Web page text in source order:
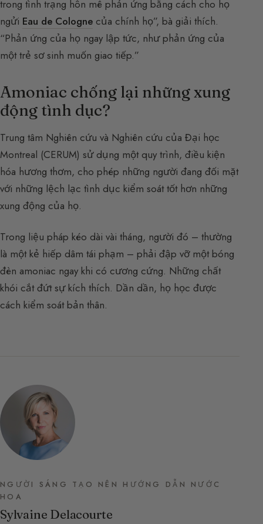
trong tình trạng hôn mê phản ứng bằng cách cho họ
ngửi Eau de Cologne của chính họ”, bà giải thích.
“Phản ứng của họ ngay lập tức, như phản ứng của
một trẻ sơ sinh muốn giao tiếp.”
Amoniac chống lại những xung
động tình dục?
Trung tâm Nghiên cứu và Nghiên cứu của Đại học
Montreal (CERUM) sử dụng một quy trình, điều kiện
hóa hương thơm, cho phép những người đang đối mặt
với những lệch lạc tình dục kiểm soát tốt hơn những
xung động của họ.
Trong liệu pháp kéo dài vài tháng, người đó – thường
là một kẻ hiếp dâm tái phạm – phải đập vỡ một bóng
đèn amoniac ngay khi có cương cứng. Những chất
khói cắt đứt sự kích thích. Dần dần, họ học được
cách kiểm soát bản thân.
NGƯỜI SÁNG TẠO NÊN HƯỚNG DẪN NƯỚC
HOA
Sylvaine Delacourte